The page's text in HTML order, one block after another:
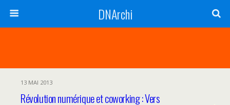
DNArchi
13 MAI 2013
Révolution numérique et coworking : Vers